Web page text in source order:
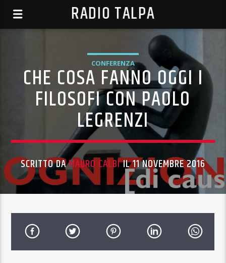
RADIO TALPA
CONFERENZA
CHE COSA FANNO OGGI I
FILOSOFI CON PAOLO
LEGRENZI
SCRITTO DAMAURO CALBIIL 11 NOVEMBRE 2016